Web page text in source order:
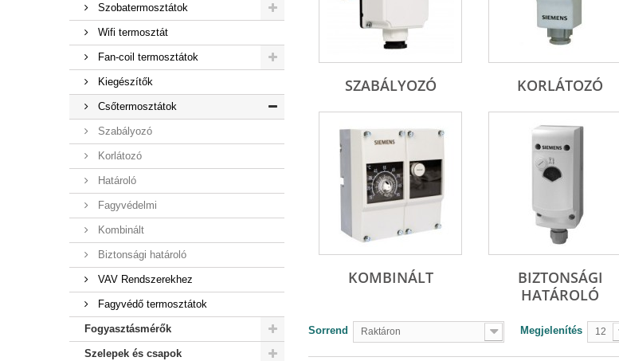
Szobatermosztátok
Wifi termosztát
Fan-coil termosztátok
Kiegészítők
Csőtermosztátok
Szabályozó
Korlátozó
Határoló
Fagyvédelmi
Kombinált
Biztonsági határoló
VAV Rendszerekhez
Fagyvédő termosztátok
Fogyasztásmérők
Szelepek és csapok
SZABÁLYOZÓ KORLÁTOZÓ
KOMBINÁLT
BIZTONSÁGI
HATÁROLÓ
Sorrend Raktáron Megjelenítés 12